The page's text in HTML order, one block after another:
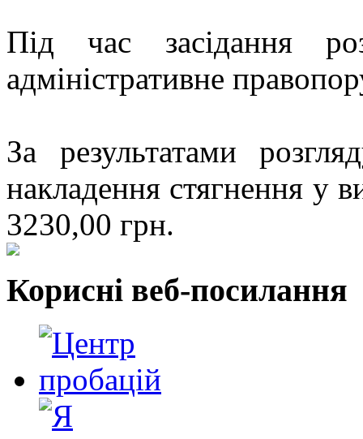
Під час засідання
адміністративне
За результатами
накладення стягнення у
3230,00 грн.
Корисні веб-посилання